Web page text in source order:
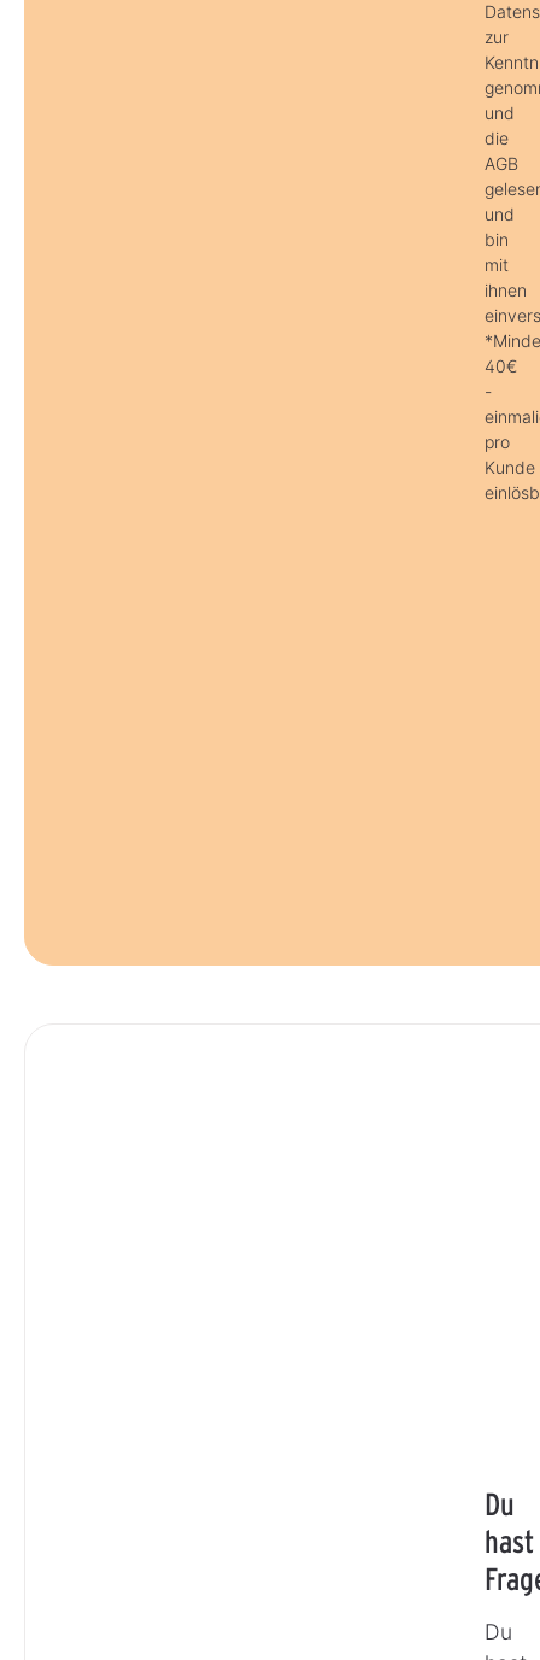
zur
und
die
AGB
und
bin
mit
ihnen
40€
-
pro
Kunde
Du
hast
Du